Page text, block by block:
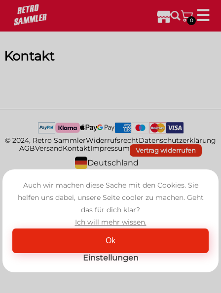
0 ☰
Auch wir machen diese Sache mit den Cookies. Sie
helfen uns dabei, unsere Seite cooler zu machen. Geht
das für dich klar?
Ich will mehr wissen.
Ok
Einstellungen
Kontakt
© 2024, Retro SammlerWiderrufsrechtDatenschutzerklärung
AGBVersandKontaktImpressum Vertrag widerrufen
Deutschland